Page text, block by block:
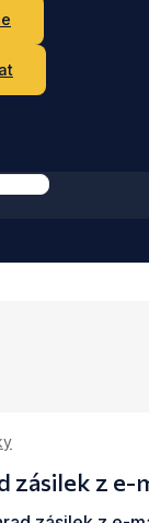
zásilek z e-